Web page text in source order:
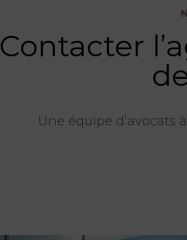
Contacter
Une équipe d’avocats